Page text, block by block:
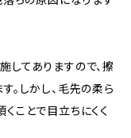
してありますので、擦
。しかし、毛先の柔ら
ことで目立ちにくく